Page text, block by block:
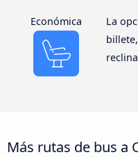
Económica
La
Más rutas de bus a